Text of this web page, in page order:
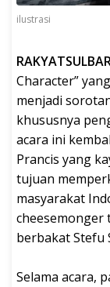
ilustrasi
Character”
menjadi
khususnya
acara ini
Prancis yang
tujuan
masyarakat
cheesemonger
berbakat Stefu
Selama acara,